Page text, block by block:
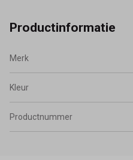
Productinformatie
Merk
Kleur
Productnummer